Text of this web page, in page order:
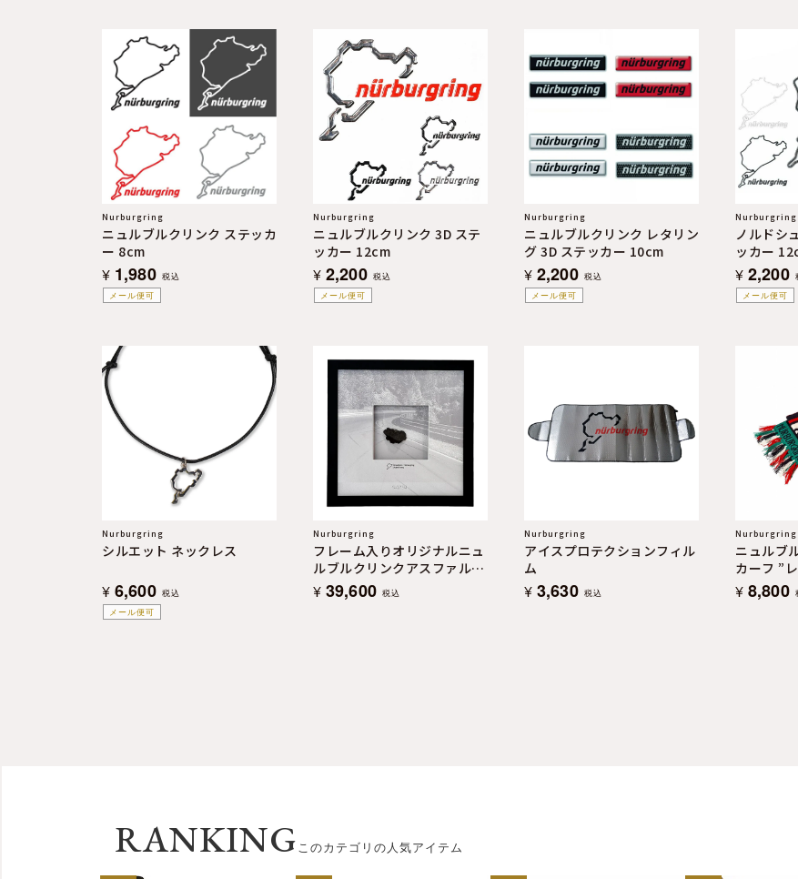
メール便可
Nurburgring
ニュルブルクリンク ステッカ
ー 8cm
¥ 1,980 税込
メール便可
Nurburgring
ニュルブルクリンク 3D ステ
ッカー 12cm
¥ 2,200 税込
メール便可
Nurburgring
ニュルブルクリンク レタリン
グ 3D ステッカー 10cm
¥ 2,200 税込
メール便可
Nurburgring
ノルドシ
ッカー
¥ 2,200
メール便可
Nurburgring
シルエット ネックレス
¥ 6,600 税込
Nurburgring
フレーム入りオリジナルニュ
ルブルクリンクアスファルト
- Limited Edition
"Kesselchen"
¥ 39,600 税込
Nurburgring
アイスプロテクションフィル
ム
¥ 3,630 税込
Nurburgring
ニュルブ
カ
¥ 8,800
RANKINGこのカテゴリの人気アイテム